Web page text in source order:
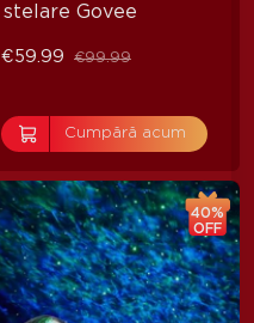
stelare Govee
€59.99 €99.99
Cumpără acum
40%
OFF